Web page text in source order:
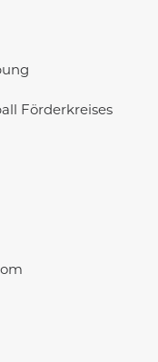
Förderkreises